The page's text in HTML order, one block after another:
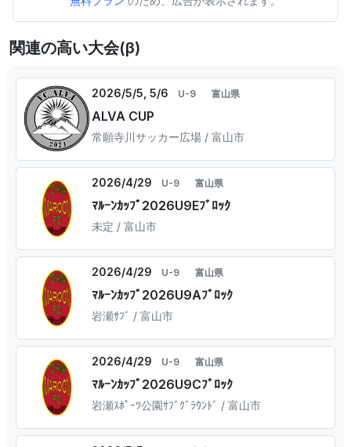
関連の高い大会(β)
2026/5/5, 5/6 U-9 富山県
ALVA CUP
常願寺川サッカー広場 / 富山市
2026/4/29 U-9 富山県
ﾏﾙｰﾝｶｯﾌﾟ2026U9Eﾌﾞﾛｯｸ
未定 / 富山市
2026/4/29 U-9 富山県
ﾏﾙｰﾝｶｯﾌﾟ2026U9Aﾌﾞﾛｯｸ
岩瀬ｻﾌﾞ / 富山市
2026/4/29 U-9 富山県
ﾏﾙｰﾝｶｯﾌﾟ2026U9Cﾌﾞﾛｯｸ
岩瀬ｽﾎﾟｰﾂ公園ｻﾌﾞｸﾞﾗｳﾝﾄﾞ / 富山市